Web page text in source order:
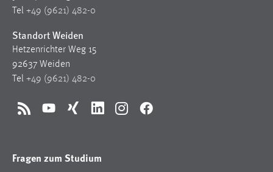
Tel +49 (9621) 482-0
Standort Weiden
Hetzenrichter Weg 15
92637 Weiden
Tel +49 (9621) 482-0
RSS YouTubeXing LinkedInInstagramFacebook
Fragen zum Studium
1 Jahr
Performance
Name:
staticfilecache
Zweck: